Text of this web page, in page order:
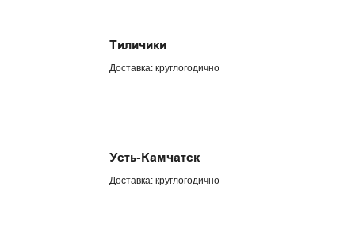
Тиличики
Доставка: круглогодично
Усть-Камчатск
Доставка: круглогодично